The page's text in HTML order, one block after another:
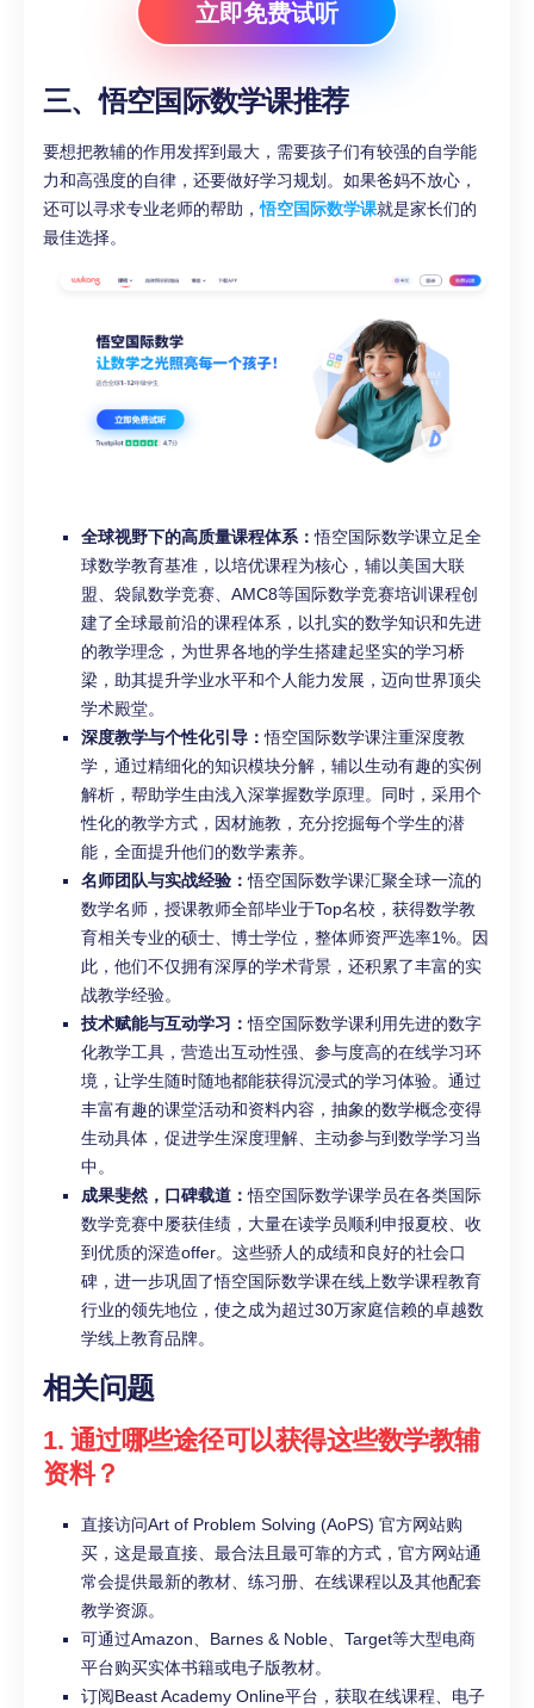
立即免费试听
三、悟空国际数学课推荐
要想把教辅的作用发挥到最大，需要孩子们有较强的自学能
力和高强度的自律，还要做好学习规划。如果爸妈不放心，
还可以寻求专业老师的帮助，悟空国际数学课就是家长们的
最佳选择。
全球视野下的高质量课程体系：悟空国际数学课立足全
球数学教育基准，以培优课程为核心，辅以美国大联
盟、袋鼠数学竞赛、AMC8等国际数学竞赛培训课程创
建了全球最前沿的课程体系，以扎实的数学知识和先进
的教学理念，为世界各地的学生搭建起坚实的学习桥
梁，助其提升学业水平和个人能力发展，迈向世界顶尖
学术殿堂。
深度教学与个性化引导：悟空国际数学课注重深度教
学，通过精细化的知识模块分解，辅以生动有趣的实例
解析，帮助学生由浅入深掌握数学原理。同时，采用个
性化的教学方式，因材施教，充分挖掘每个学生的潜
能，全面提升他们的数学素养。
名师团队与实战经验：悟空国际数学课汇聚全球一流的
数学名师，授课教师全部毕业于Top名校，获得数学教
育相关专业的硕士、博士学位，整体师资严选率1%。因
此，他们不仅拥有深厚的学术背景，还积累了丰富的实
战教学经验。
技术赋能与互动学习：悟空国际数学课利用先进的数字
化教学工具，营造出互动性强、参与度高的在线学习环
境，让学生随时随地都能获得沉浸式的学习体验。通过
丰富有趣的课堂活动和资料内容，抽象的数学概念变得
生动具体，促进学生深度理解、主动参与到数学学习当
中。
成果斐然，口碑载道：悟空国际数学课学员在各类国际
数学竞赛中屡获佳绩，大量在读学员顺利申报夏校、收
到优质的深造offer。这些骄人的成绩和良好的社会口
碑，进一步巩固了悟空国际数学课在线上数学课程教育
行业的领先地位，使之成为超过30万家庭信赖的卓越数
学线上教育品牌。
相关问题
1. 通过哪些途径可以获得这些数学教辅
资料？
直接访问Art of Problem Solving (AoPS) 官方网站购
买，这是最直接、最合法且最可靠的方式，官方网站通
常会提供最新的教材、练习册、在线课程以及其他配套
教学资源。
可通过Amazon、Barnes & Noble、Target等大型电商
平台购买实体书籍或电子版教材。
订阅Beast Academy Online平台，获取在线课程、电子